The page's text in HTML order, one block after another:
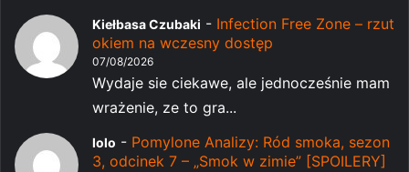
Kiełbasa Czubaki - Infection Free Zone – rzut
okiem na wczesny dostęp
07/08/2026
Wydaje sie ciekawe, ale jednocześnie mam
wrażenie, ze to gra...
lolo - Pomylone Analizy: Ród smoka, sezon
3, odcinek 7 – „Smok w zimie” [SPOILERY]